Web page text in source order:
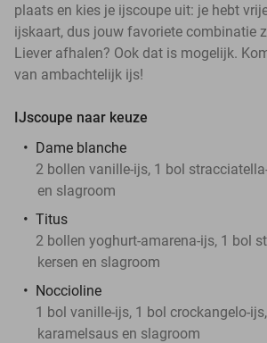
plaats en kies je ijscoupe uit: je hebt
ijskaart, dus jouw favoriete combinatie
Liever afhalen? Ook dat is mogelijk.
van ambachtelijk ijs!
IJscoupe naar keuze
Dame blanche
2 bollen vanille-ijs, 1 bol
en slagroom
Titus
2 bollen yoghurt-amarena-ijs, 1 bol
kersen en slagroom
Noccioline
1 bol vanille-ijs, 1 bol crockangelo-
karamelsaus en slagroom